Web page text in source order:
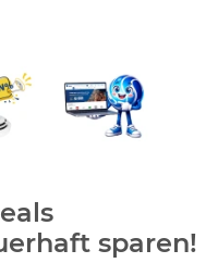
sparen!